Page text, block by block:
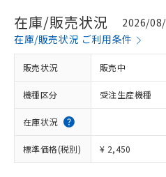
在庫/販売状況
2026/
在庫/販売状況 ご利用条件
販売状況 販売中
機種区分 受注生産機種
在庫状況
標準価格(税別) ¥ 2,450